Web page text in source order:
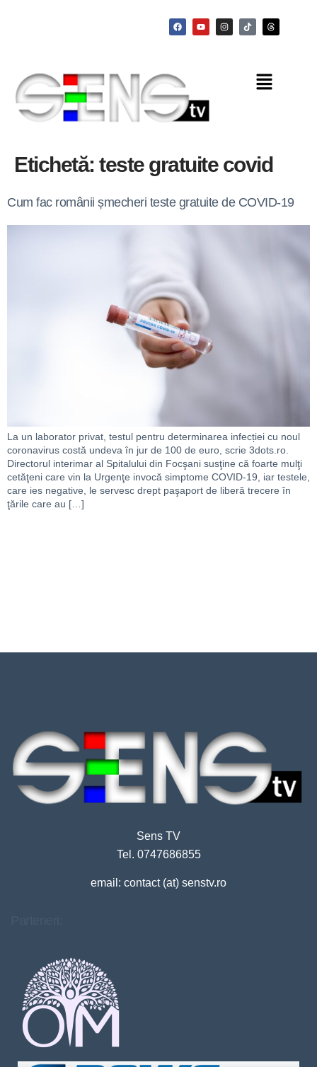
Etichetă: teste gratuite covid
Cum fac românii șmecheri teste gratuite de COVID-19
La un laborator privat, testul pentru determinarea infecției cu noul
coronavirus costă undeva în jur de 100 de euro, scrie 3dots.ro.
Directorul interimar al Spitalului din Focşani susţine că foarte mulţi
cetăţeni care vin la Urgenţe invocă simptome COVID-19, iar testele,
care ies negative, le servesc drept paşaport de liberă trecere în
ţările care au […]
Sens TV
Tel. 0747686855
email: contact (at) senstv.ro